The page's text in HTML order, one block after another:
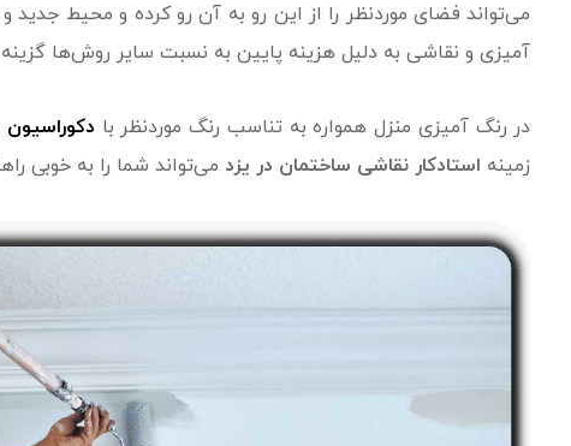
می‌تواند فضای موردنظر را از این رو به آن رو کرده و محیط جدید و
آمیزی و نقاشی به دلیل هزینه پایین به نسبت سایر روش‌ها
در رنگ آمیزی منزل همواره به تناسب رنگ موردنظر با دکوراسیون
زمینه استادکار نقاشی ساختمان در یزد می‌تواند شما را به خوبی